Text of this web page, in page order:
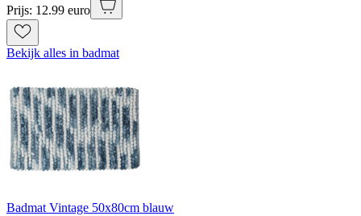
Prijs: 12.99 euro
Bekijk alles in badmat
Badmat Vintage 50x80cm blauw